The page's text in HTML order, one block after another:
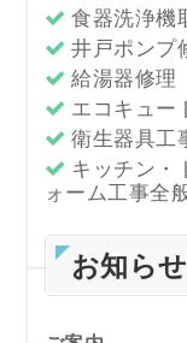
食器洗浄機
井戸ポンプ
給湯器修理
エコキュー
衛生器具工
キッチン・
ォーム工事全
お知らせ